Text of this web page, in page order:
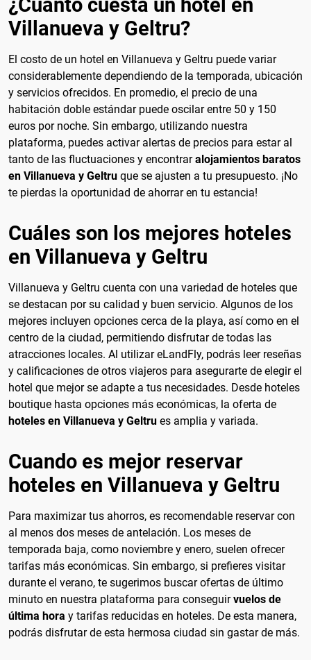
¿Cuánto cuesta un hotel en
Villanueva y Geltru?
El costo de un hotel en Villanueva y Geltru puede variar
considerablemente dependiendo de la temporada, ubicación
y servicios ofrecidos. En promedio, el precio de una
habitación doble estándar puede oscilar entre 50 y 150
euros por noche. Sin embargo, utilizando nuestra
plataforma, puedes activar alertas de precios para estar al
tanto de las fluctuaciones y encontraralojamientos baratos
en Villanueva y Geltru que se ajusten a tu presupuesto. ¡No
te pierdas la oportunidad de ahorrar en tu estancia!
Cuáles son los mejores hoteles
en Villanueva y Geltru
Villanueva y Geltru cuenta con una variedad de hoteles que
se destacan por su calidad y buen servicio. Algunos de los
mejores incluyen opciones cerca de la playa, así como en el
centro de la ciudad, permitiendo disfrutar de todas las
atracciones locales. Al utilizar eLandFly, podrás leer reseñas
y calificaciones de otros viajeros para asegurarte de elegir el
hotel que mejor se adapte a tus necesidades. Desde hoteles
boutique hasta opciones más económicas, la oferta de
hoteles en Villanueva y Geltru es amplia y variada.
Cuando es mejor reservar
hoteles en Villanueva y Geltru
Para maximizar tus ahorros, es recomendable reservar con
al menos dos meses de antelación. Los meses de
temporada baja, como noviembre y enero, suelen ofrecer
tarifas más económicas. Sin embargo, si prefieres visitar
durante el verano, te sugerimos buscar ofertas de último
minuto en nuestra plataforma para conseguirvuelos de
última hora y tarifas reducidas en hoteles. De esta manera,
podrás disfrutar de esta hermosa ciudad sin gastar de más.